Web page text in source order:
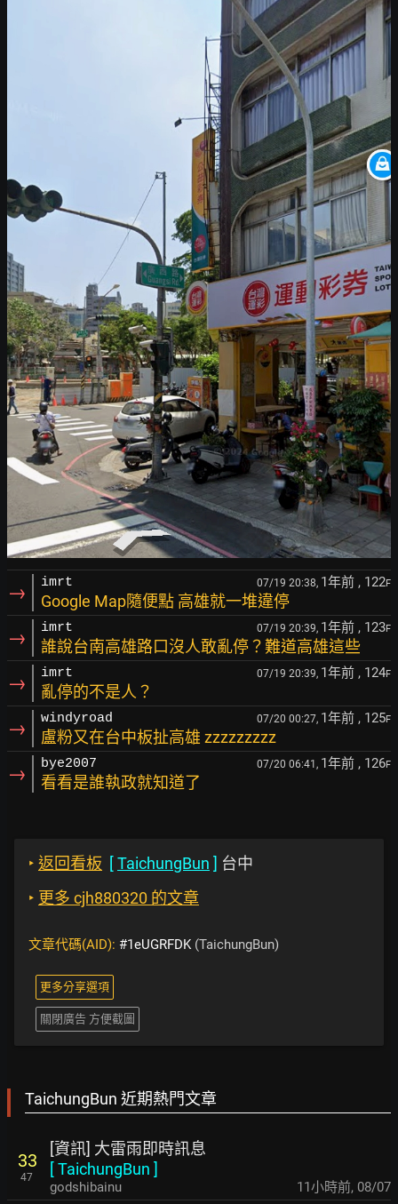
→ imrt 07/19 20:38, 1年前 , 122F
Google Map隨便點 高雄就一堆違停
→ imrt 07/19 20:39, 1年前 , 123F
誰說台南高雄路口沒人敢亂停？難道高雄這些
→ imrt 07/19 20:39, 1年前 , 124F
亂停的不是人？
→ windyroad 07/20 00:27, 1年前 , 125F
盧粉又在台中板扯高雄 zzzzzzzzz
→ bye2007 07/20 06:41, 1年前 , 126F
看看是誰執政就知道了
‣ 返回看板 [TaichungBun ] 台中
‣ 更多 cjh880320 的文章
文章代碼(AID): #1eUGRFDK(TaichungBun)
更多分享選項
關閉廣告 方便截圖
TaichungBun 近期熱門文章
33
47
[資訊] 大雷雨即時訊息
[TaichungBun ]
godshibainu 11小時前, 08/07